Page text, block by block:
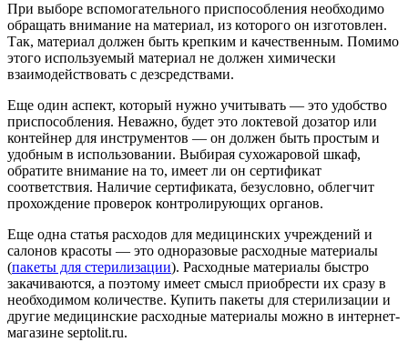
При выборе вспомогательного приспособления необходимо
обращать внимание на материал, из которого он изготовлен.
Так, материал должен быть крепким и качественным. Помимо
этого используемый материал не должен химически
взаимодействовать с дезсредствами.
Еще один аспект, который нужно учитывать — это удобство
приспособления. Неважно, будет это локтевой дозатор или
контейнер для инструментов — он должен быть простым и
удобным в использовании. Выбирая сухожаровой шкаф,
обратите внимание на то, имеет ли он сертификат
соответствия. Наличие сертификата, безусловно, облегчит
прохождение проверок контролирующих органов.
Еще одна статья расходов для медицинских учреждений и
салонов красоты — это одноразовые расходные материалы
(пакеты для стерилизации). Расходные материалы быстро
закачиваются, а поэтому имеет смысл приобрести их сразу в
необходимом количестве. Купить пакеты для стерилизации и
другие медицинские расходные материалы можно в интернет-
магазине septolit.ru.